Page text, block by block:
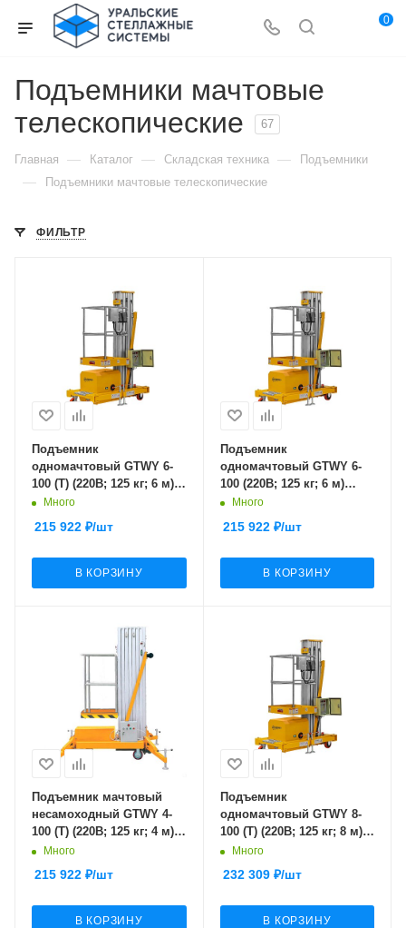
0
Подъемники мачтовые
телескопические
67
Главная — Каталог — Складская техника — Подъемники
— Подъемники мачтовые телескопические
ФИЛЬТР
Подъемник
одномачтовый GTWY 6-
100 (T) (220В; 125 кг; 6 м)
SMARTLIFT (SMART)
Много
215 922 ₽/шт
В КОРЗИНУ
Подъемник
одномачтовый GTWY 6-
100 (220В; 125 кг; 6 м)
SMARTLIFT (SMART)
Много
215 922₽/шт
В КОРЗИНУ
Подъемник мачтовый
несамоходный GTWY 4-
100 (T) (220В; 125 кг; 4 м)
SMARTLIFT
Много
215 922 ₽/шт
В КОРЗИНУ
Подъемник
одномачтовый GTWY 8-
100 (T) (220В; 125 кг; 8 м)
SMARTLIFT (SMART)
Много
232 309₽/шт
В КОРЗИНУ